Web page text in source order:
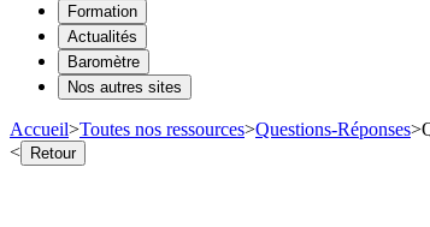
Formation
Actualités
Baromètre
Nos autres sites
Accueil>Toutes nos ressources>Questions-Réponses>
< Retour